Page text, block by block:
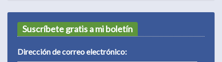
Suscríbete gratis a mi boletín
Dirección de correo electrónico: